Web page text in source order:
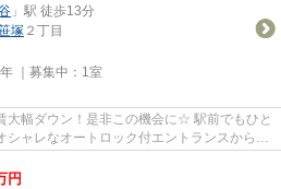
」駅 徒歩13分
塚 ２丁目
｜募集中： 1室
大幅ダウン！是非この機会に☆ 駅前でもひと
ャレなオートロック付エントランスから始
円